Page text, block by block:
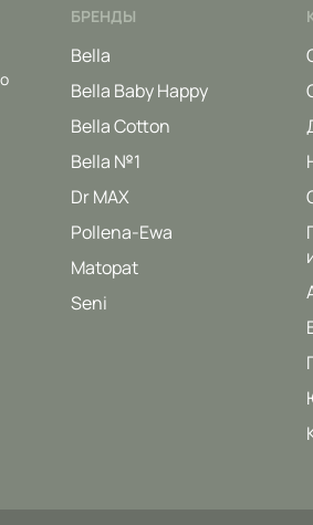
БРЕНДЫ
Bella
Bella Baby Happy
Bella Cotton
Bella №1
Dr MAX
Pollena-Ewa
Matopat
Seni